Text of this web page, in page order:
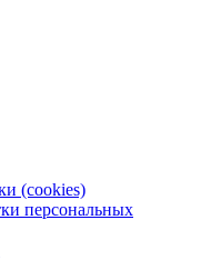
(cookies)
персональных